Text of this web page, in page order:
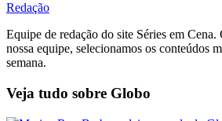
Redação
Equipe de redação do site Séries em
nossa equipe, selecionamos os conteúdos
semana.
Veja tudo sobre Globo